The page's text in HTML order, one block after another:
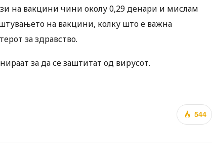
на вакцини чини околу 0,29 денари и мислам
на вакцини, колку што е важна
за здравство.
за да се заштитат од вирусот.
544